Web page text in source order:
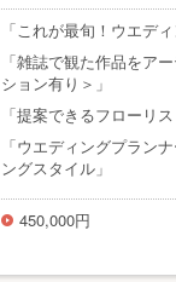
「これが最旬！ウエデ
「雑誌で観た作品をア
ション有り＞」
「提案できるフローリ
「ウエディングプラン
ングスタイル」
450,000円